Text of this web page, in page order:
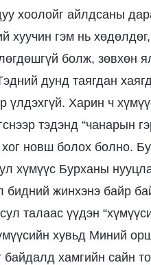
хоолойг айлдсаны
хуучин гэм нь
болж, зөвхөн
дунд таягдан
үлдэхгүй. Харин ч
тэдэнд “чанарын
хог новш болох болно.
хүмүүс Бурханы
бидний жинхэнэ байр
талаас үүдэн
хувьд Миний
хамгийн сайн